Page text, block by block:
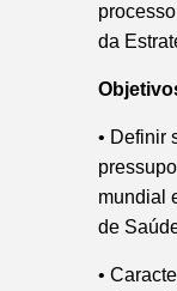
da
• Definir
mundial
de
•